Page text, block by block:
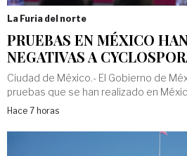
La Furia del norte
PRUEBAS EN MÉXICO
NEGATIVAS A
Ciudad de México.- El Gobierno de
pruebas que se han realizado en
Hace 7 horas